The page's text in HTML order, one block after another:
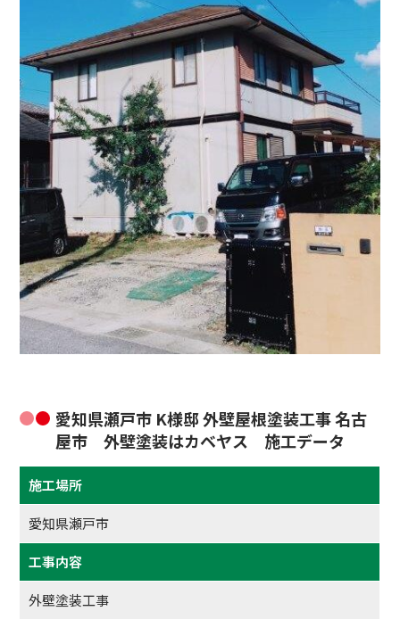
愛知県瀬戸市 K様邸 外壁屋根塗装工事 名古
屋市 外壁塗装はカベヤス 施工データ
施工場所
愛知県瀬戸市
工事内容
外壁塗装工事